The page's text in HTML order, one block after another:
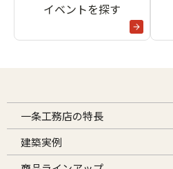
イベントを探す
一条工務店の特長
建築実例